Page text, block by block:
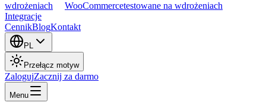
wdrożeniach
WooCommercetestowane na wdrożeniach
Integracje
CennikBlogKontakt
PL
Przełącz motyw
ZalogujZacznij za darmo
Menu